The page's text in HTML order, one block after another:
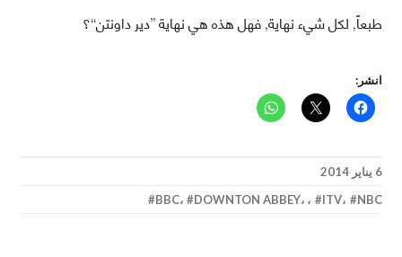
طبعاً, لكل شيء نهاية, فهل هذه هي نهاية ”دير داونتن“؟
انشر:
6 يناير 2014
BBC، DOWNTON ABBEY، ، ITV، NBC